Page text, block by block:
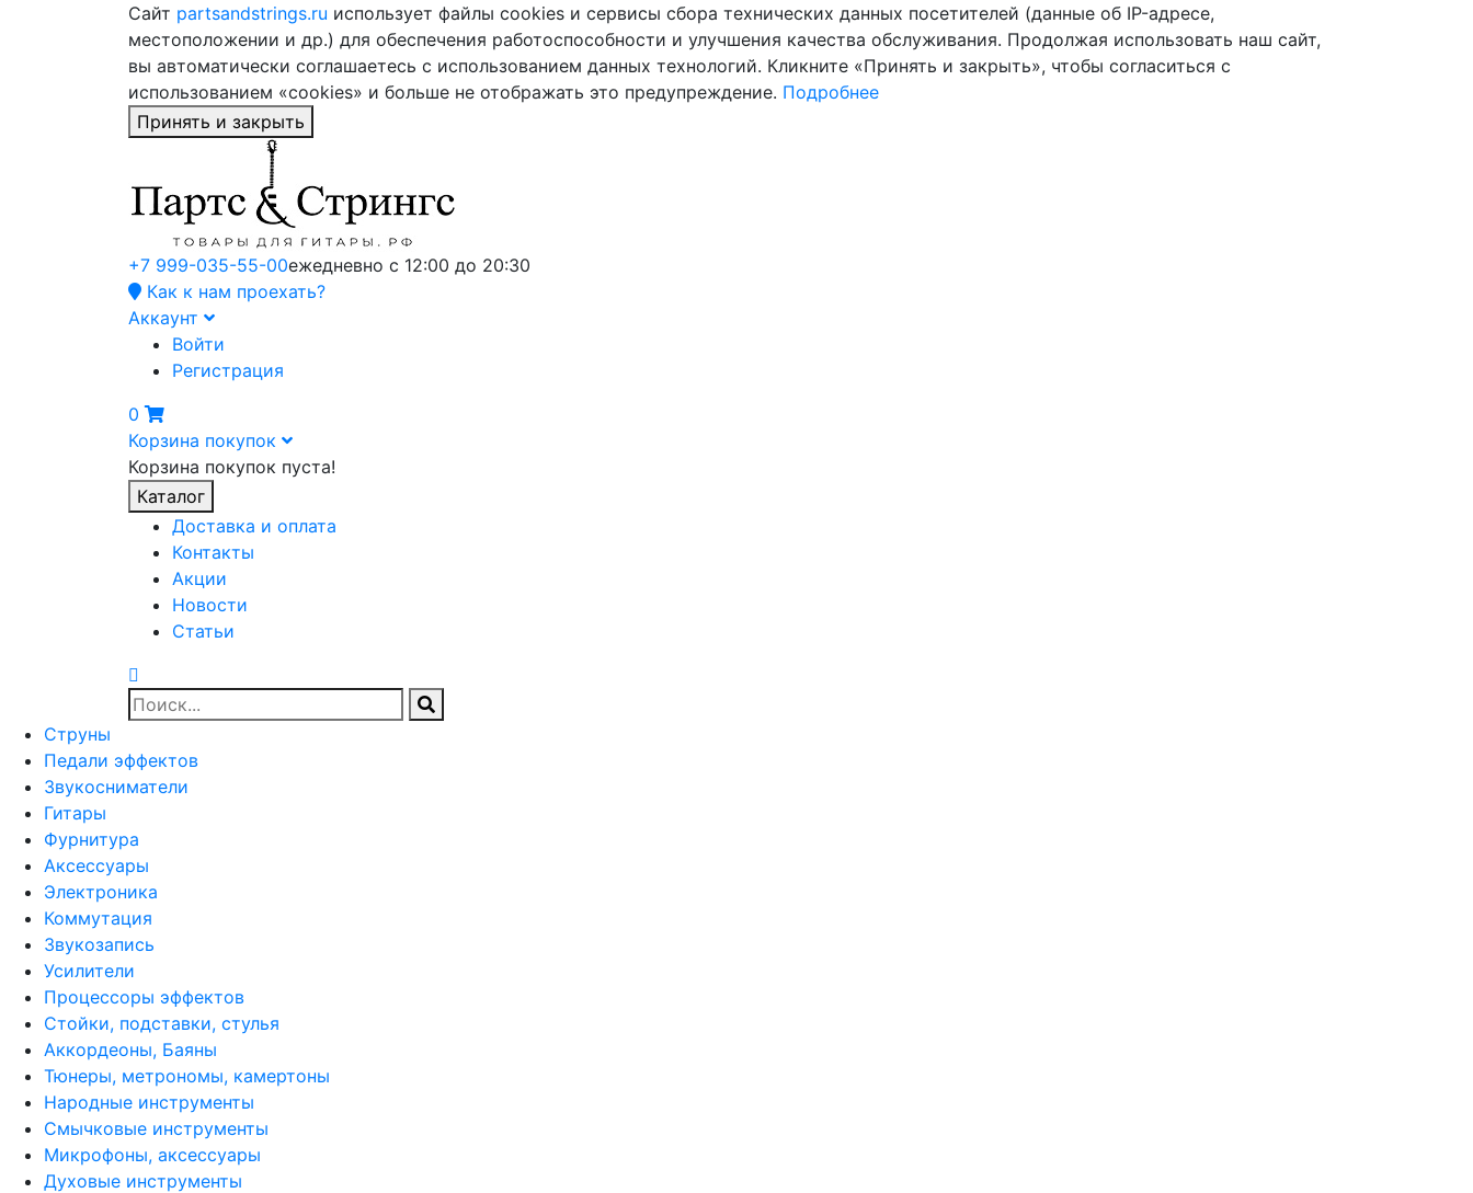
Сайт partsandstrings.ru использует файлы cookies и сервисы сбора технических данных посетителей (данные об IP-адресе,
местоположении и др.) для обеспечения работоспособности и улучшения качества обслуживания. Продолжая использовать наш сайт,
вы автоматически соглашаетесь с использованием данных технологий. Кликните «Принять и закрыть», чтобы согласиться с
использованием «cookies» и больше не отображать это предупреждение. Подробнее
Принять и закрыть
+7 999-035-55-00ежедневно с 12:00 до 20:30
Как к нам проехать?
Аккаунт
Войти
Регистрация
0
Корзина покупок
Корзина покупок пуста!
Каталог
Доставка и оплата
Контакты
Акции
Новости
Статьи
Струны
Педали эффектов
Звукосниматели
Гитары
Фурнитура
Аксессуары
Электроника
Коммутация
Звукозапись
Усилители
Процессоры эффектов
Стойки, подставки, стулья
Аккордеоны, Баяны
Тюнеры, метрономы, камертоны
Народные инструменты
Смычковые инструменты
Микрофоны, аксессуары
Духовые инструменты